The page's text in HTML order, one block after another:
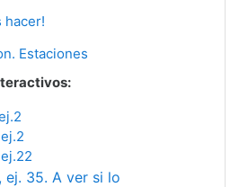
hacer!
Гиперссылка
ЕstacionesГиперссылка
ej. 35. A ver si lo